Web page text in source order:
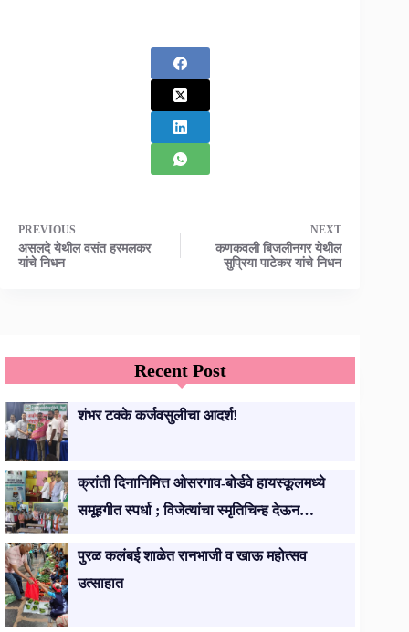
PREVIOUS
असलदे येथील वसंत हरमलकर
यांचे निधन
NEXT
कणकवली बिजलीनगर येथील
सुप्रिया पाटेकर यांचे निधन
Recent Post
शंभर टक्के कर्जवसुलीचा आदर्श!
क्रांती दिनानिमित्त ओसरगाव-बोर्डवे हायस्कूलमध्ये
समूहगीत स्पर्धा ; विजेत्यांचा स्मृतिचिन्ह देऊन…
पुरळ कलंबई शाळेत रानभाजी व खाऊ महोत्सव
उत्साहात